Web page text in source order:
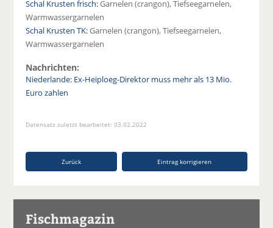
Schal Krusten frisch:Garnelen (crangon), Tiefseegarnelen,
Warmwassergarnelen
Schal Krusten TK:Garnelen (crangon), Tiefseegarnelen,
Warmwassergarnelen
Nachrichten:
Niederlande: Ex-Heiploeg-Direktor muss mehr als 13 Mio.
Euro zahlen
Datensatz zuletzt bearbeitet: 03.02.2022
Zurück Eintrag korrigieren
Fischmagazin